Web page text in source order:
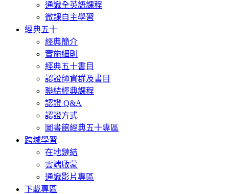
通識全英語課程
微課自主學習
經典五十
經典簡介
實施細則
經典五十書目
認證師資群及書目
聯結經典課程
認證 Q&A
認證方式
圖書館經典五十專區
跨域學習
在地鏈結
雲端啟蒙
通識影片專區
下載專區